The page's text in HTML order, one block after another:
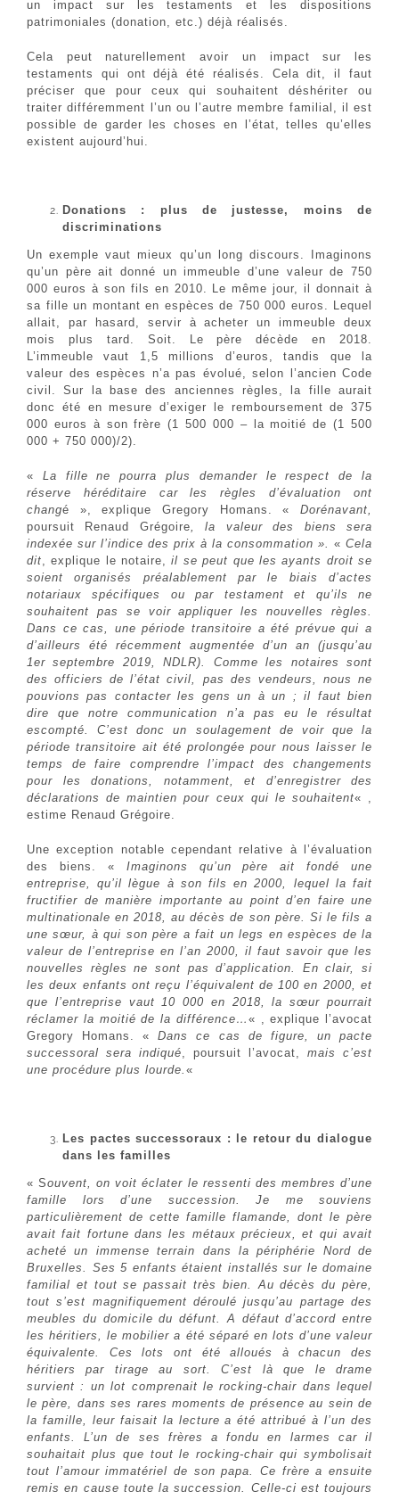
un impact sur les testaments et les dispositions
patrimoniales (donation, etc.) déjà réalisés.
Cela peut naturellement avoir un impact sur les
testaments qui ont déjà été réalisés. Cela dit, il faut
préciser que pour ceux qui souhaitent déshériter ou
traiter différemment l’un ou l’autre membre familial, il est
possible de garder les choses en l’état, telles qu’elles
existent aujourd’hui.
Donations : plus de justesse, moins de
discriminations
Un exemple vaut mieux qu’un long discours. Imaginons
qu’un père ait donné un immeuble d’une valeur de 750
000 euros à son fils en 2010. Le même jour, il donnait à
sa fille un montant en espèces de 750 000 euros. Lequel
allait, par hasard, servir à acheter un immeuble deux
mois plus tard. Soit. Le père décède en 2018.
L’immeuble vaut 1,5 millions d’euros, tandis que la
valeur des espèces n’a pas évolué, selon l’ancien Code
civil. Sur la base des anciennes règles, la fille aurait
donc été en mesure d’exiger le remboursement de 375
000 euros à son frère (1 500 000 – la moitié de (1 500
000 + 750 000)/2).
« La fille ne pourra plus demander le respect de la
réserve héréditaire car les règles d’évaluation ont
changé », explique Gregory Homans. « Dorénavant,
poursuit Renaud Grégoire, la valeur des biens sera
indexée sur l’indice des prix à la consommation ». « Cela
dit, explique le notaire, il se peut que les ayants droit se
soient organisés préalablement par le biais d’actes
notariaux spécifiques ou par testament et qu’ils ne
souhaitent pas se voir appliquer les nouvelles règles.
Dans ce cas, une période transitoire a été prévue qui a
d’ailleurs été récemment augmentée d’un an (jusqu’au
1er septembre 2019, NDLR). Comme les notaires sont
des officiers de l’état civil, pas des vendeurs, nous ne
pouvions pas contacter les gens un à un ; il faut bien
dire que notre communication n’a pas eu le résultat
escompté. C’est donc un soulagement de voir que la
période transitoire ait été prolongée pour nous laisser le
temps de faire comprendre l’impact des changements
pour les donations, notamment, et d’enregistrer des
déclarations de maintien pour ceux qui le souhaitent« ,
estime Renaud Grégoire.
Une exception notable cependant relative à l’évaluation
des biens. « Imaginons qu’un père ait fondé une
entreprise, qu’il lègue à son fils en 2000, lequel la fait
fructifier de manière importante au point d’en faire une
multinationale en 2018, au décès de son père. Si le fils a
une sœur, à qui son père a fait un legs en espèces de la
valeur de l’entreprise en l’an 2000, il faut savoir que les
nouvelles règles ne sont pas d’application. En clair, si
les deux enfants ont reçu l’équivalent de 100 en 2000, et
que l’entreprise vaut 10 000 en 2018, la sœur pourrait
réclamer la moitié de la différence… « , explique l’avocat
Gregory Homans. «Dans ce cas de figure, un pacte
successoral sera indiqué, poursuit l’avocat, mais c’est
une procédure plus lourde. «
Les pactes successoraux : le retour du dialogue
dans les familles
« Souvent, on voit éclater le ressenti des membres d’une
famille lors d’une succession. Je me souviens
particulièrement de cette famille flamande, dont le père
avait fait fortune dans les métaux précieux, et qui avait
acheté un immense terrain dans la périphérie Nord de
Bruxelles. Ses 5 enfants étaient installés sur le domaine
familial et tout se passait très bien. Au décès du père,
tout s’est magnifiquement déroulé jusqu’au partage des
meubles du domicile du défunt. A défaut d’accord entre
les héritiers, le mobilier a été séparé en lots d’une valeur
équivalente. Ces lots ont été alloués à chacun des
héritiers par tirage au sort. C’est là que le drame
survient : un lot comprenait le rocking-chair dans lequel
le père, dans ses rares moments de présence au sein de
la famille, leur faisait la lecture a été attribué à l’un des
enfants. L’un de ses frères a fondu en larmes car il
souhaitait plus que tout le rocking-chair qui symbolisait
tout l’amour immatériel de son papa. Ce frère a ensuite
remis en cause toute la succession. Celle-ci est toujours